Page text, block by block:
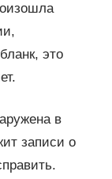
это
в
записи о